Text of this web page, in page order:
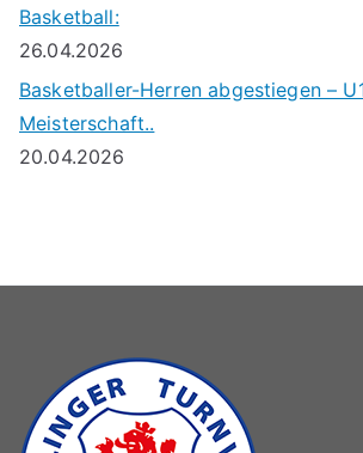
Basketball:
26.04.2026
Basketballer-Herren abgestiegen –
Meisterschaft..
20.04.2026